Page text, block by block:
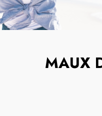
MAUX